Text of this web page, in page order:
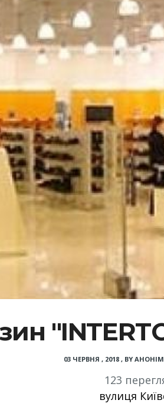
03 ЧЕРВНЯ , 2018, BY АНОНІМ
123
вулиця